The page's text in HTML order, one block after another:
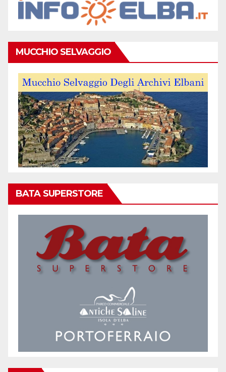
MUCCHIO SELVAGGIO
BATA SUPERSTORE